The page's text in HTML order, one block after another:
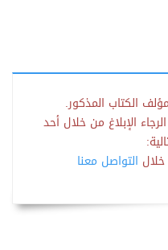
الكتاب المذكور.
الإبلاغ من خلال أحد
التواصل معنا